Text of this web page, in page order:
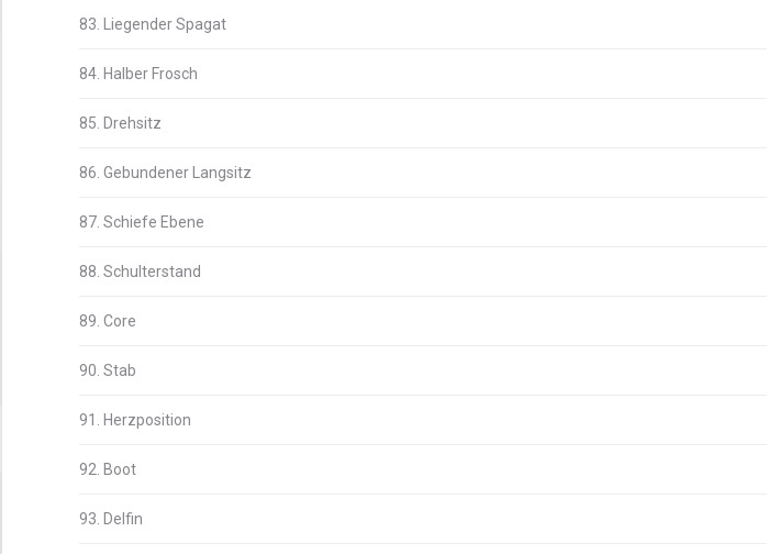
83. Liegender Spagat
84. Halber Frosch
85. Drehsitz
86. Gebundener Langsitz
87. Schiefe Ebene
88. Schulterstand
89. Core
90. Stab
91. Herzposition
92. Boot
93. Delfin